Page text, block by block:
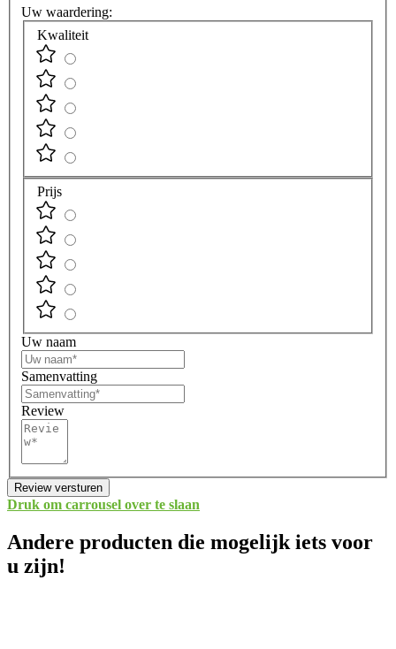
Uw waardering:
Kwaliteit
Prijs
Uw naam
Samenvatting
Review
Review versturen
Druk om carrousel over te slaan
Andere producten die mogelijk iets voor
u zijn!